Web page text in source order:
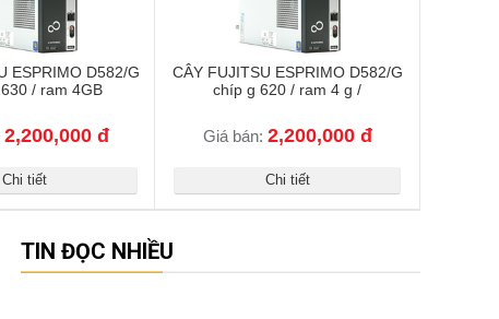
ESPRIMO D582/G
/ ram 4GB
2,200,000 đ
Chi tiết
CÂY FUJITSU ESPRIMO D582/G
chíp g 620 / ram 4 g /
Giá bán: 2,200,000 đ
Chi tiết
TIN ĐỌC NHIỀU